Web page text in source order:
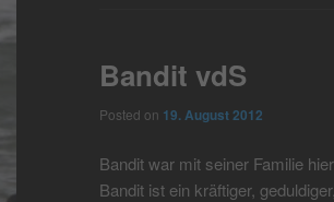
Bandit vdS
Posted on 19. August 2012
Bandit war mit seiner Familie
Bandit ist ein kräftiger,